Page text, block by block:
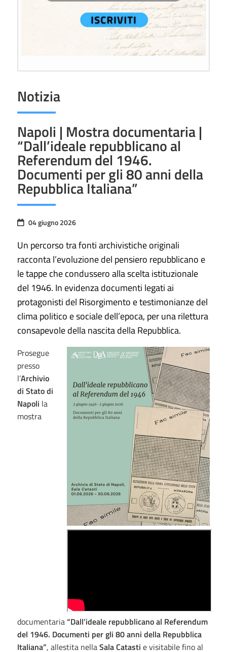
Notizia
Napoli | Mostra documentaria |
“Dall’ideale repubblicano al
Referendum del 1946.
Documenti per gli 80 anni della
Repubblica Italiana”
04 giugno 2026
Un percorso tra fonti archivistiche originali
racconta l’evoluzione del pensiero repubblicano e
le tappe che condussero alla scelta istituzionale
del 1946. In evidenza documenti legati ai
protagonisti del Risorgimento e testimonianze del
clima politico e sociale dell’epoca, per una rilettura
consapevole della nascita della Repubblica.
Prosegue
presso
l’Archivio
di Stato di
Napoli la
mostra
documentaria“Dall’ideale repubblicano al Referendum
del 1946. Documenti per gli 80 anni della Repubblica
Italiana”, allestita nellaSala Catasti e visitabile fino al